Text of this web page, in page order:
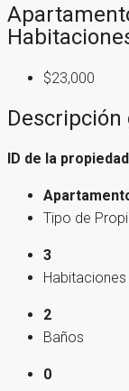
$23,000
Descripción
ID de la
Tipo de
3
Habitaciones
2
Baños
0